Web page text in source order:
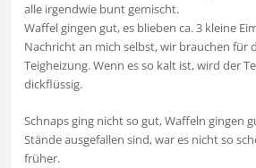
alle irgendwie bunt gemischt.
Waffel gingen gut, es blieben ca. 3 kleine
Nachricht an mich selbst, wir brauchen für
Teigheizung. Wenn es so kalt ist, wird der
dickflüssig.
Schnaps ging nicht so gut, Waffeln gingen
Stände ausgefallen sind, war es nicht so
früher.